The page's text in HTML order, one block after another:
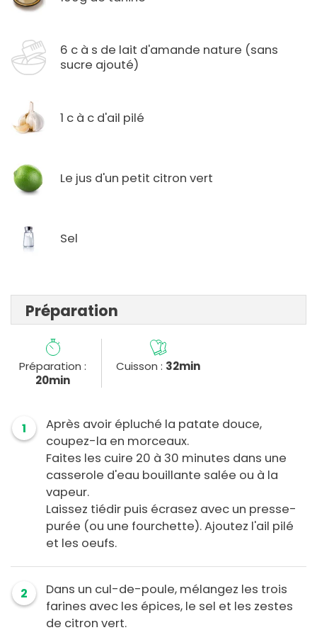
6 c à s de lait d'amande nature (sans
sucre ajouté)
1 c à c d'ail pilé
Le jus d'un petit citron vert
Sel
Préparation
Préparation :
20min
Cuisson : 32min
1
Après avoir épluché la patate douce,
coupez-la en morceaux.
Faites les cuire 20 à 30 minutes dans une
casserole d'eau bouillante salée ou à la
vapeur.
Laissez tiédir puis écrasez avec un presse-
purée (ou une fourchette). Ajoutez l'ail pilé
et les oeufs.
2
Dans un cul-de-poule, mélangez les trois
farines avec les épices, le sel et les zestes
de citron vert.